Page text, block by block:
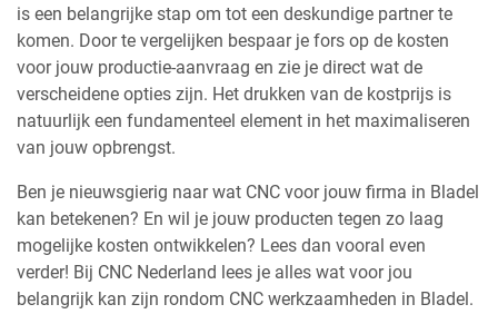
is een belangrijke stap om tot een deskundige partner te
komen. Door te vergelijken bespaar je fors op de kosten
voor jouw productie-aanvraag en zie je direct wat de
verscheidene opties zijn. Het drukken van de kostprijs is
natuurlijk een fundamenteel element in het maximaliseren
van jouw opbrengst.
Ben je nieuwsgierig naar wat CNC voor jouw firma in Bladel
kan betekenen? En wil je jouw producten tegen zo laag
mogelijke kosten ontwikkelen? Lees dan vooral even
verder! Bij CNC Nederland lees je alles wat voor jou
belangrijk kan zijn rondom CNC werkzaamheden in Bladel.